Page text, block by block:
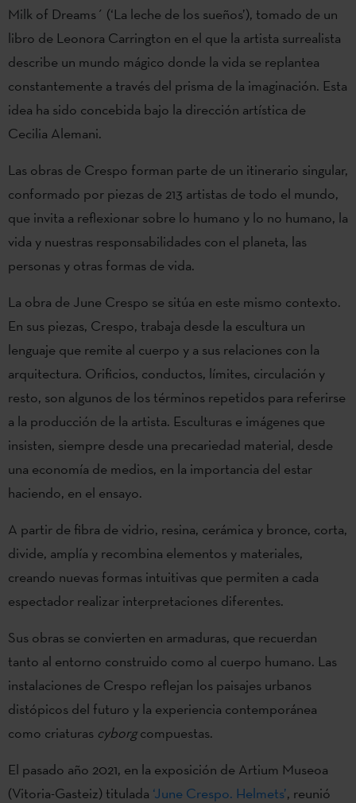
Milk of Dreams´ (‘La leche de los sueños’), tomado de un
libro de Leonora Carrington en el que la artista surrealista
describe un mundo mágico donde la vida se replantea
constantemente a través del prisma de la imaginación. Esta
idea ha sido concebida bajo la dirección artística de
Cecilia Alemani.
Las obras de Crespo forman parte de un itinerario singular,
conformado por piezas de 213 artistas de todo el mundo,
que invita a reflexionar sobre lo humano y lo no humano, la
vida y nuestras responsabilidades con el planeta, las
personas y otras formas de vida.
La obra de June Crespo se sitúa en este mismo contexto.
En sus piezas, Crespo, trabaja desde la escultura un
lenguaje que remite al cuerpo y a sus relaciones con la
arquitectura. Orificios, conductos, límites, circulación y
resto, son algunos de los términos repetidos para referirse
a la producción de la artista. Esculturas e imágenes que
insisten, siempre desde una precariedad material, desde
una economía de medios, en la importancia del estar
haciendo, en el ensayo.
A partir de fibra de vidrio, resina, cerámica y bronce, corta,
divide, amplía y recombina elementos y materiales,
creando nuevas formas intuitivas que permiten a cada
espectador realizar interpretaciones diferentes.
Sus obras se convierten en armaduras, que recuerdan
tanto al entorno construido como al cuerpo humano. Las
instalaciones de Crespo reflejan los paisajes urbanos
distópicos del futuro y la experiencia contemporánea
como criaturas cyborgcompuestas.
El pasado año 2021, en la exposición de Artium Museoa
(Vitoria-Gasteiz) titulada ‘June ​​Crespo. Helmets’, reunió